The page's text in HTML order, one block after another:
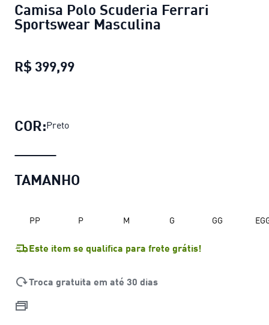
Camisa Polo Scuderia Ferrari
Sportswear Masculina
R$ 399,99
COR:Preto
TAMANHO
PP P M G GG
Este item se qualifica para frete grátis!
Troca gratuita em até 30 dias